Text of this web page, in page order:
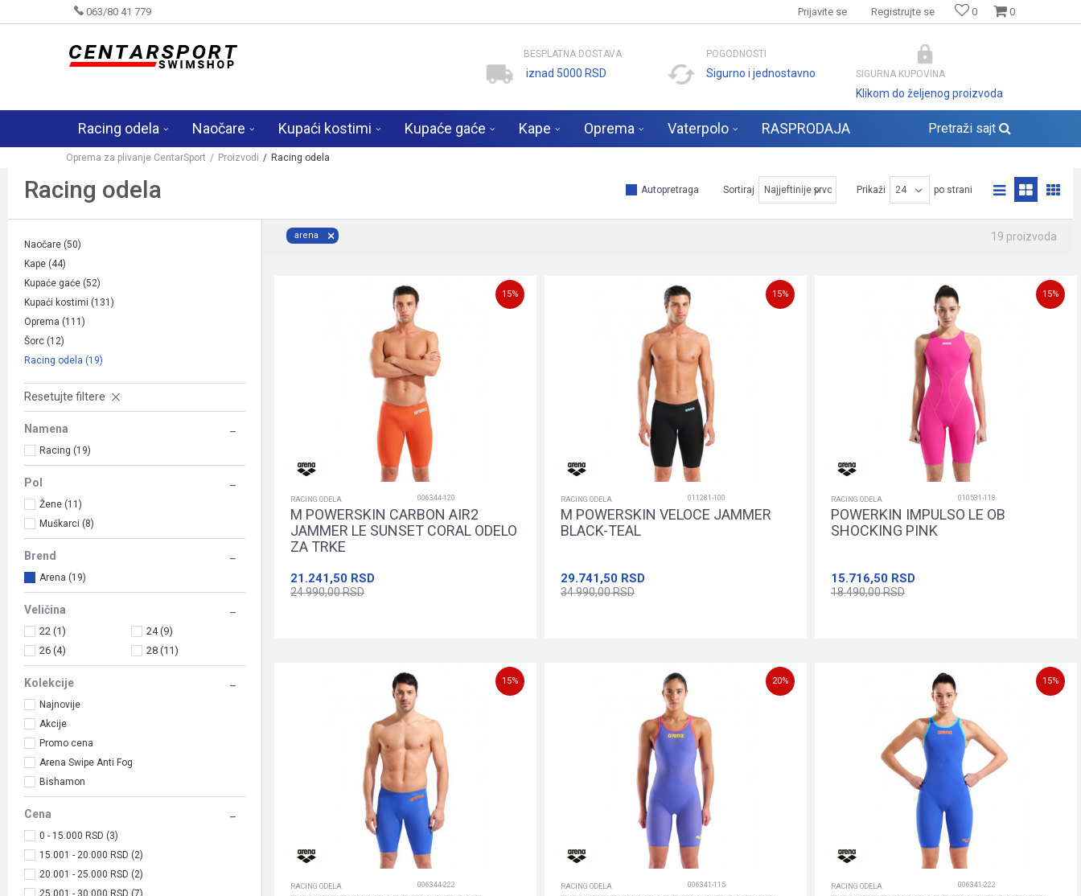
063/80 41 779 0
0
Prijavite se Registrujte se
BESPLATNA DOSTAVA
iznad 5000 RSD
POGODNOSTI
Sigurno i jednostavno SIGURNA KUPOVINA
Klikom do željenog proizvoda
Racing odela Naočare Kupaći kostimi Kupaće gaće Kape Oprema Vaterpolo RASPRODAJA Pretraži sajt
Oprema za plivanje CentarSport Proizvodi Racing odela
Racing odela Autopretraga Sortiraj Prikaži po strani
Naočare (50)
Kape (44)
Kupaće gaće (52)
Kupaći kostimi (131)
Oprema (111)
Šorc (12)
Racing odela (19)
Resetujte filtere
Namena
Racing (19)
Pol
Žene (11)
Muškarci (8)
Brend
Arena (19)
Veličina
22 (1)
24 (9)
26 (4)
28 (11)
Kolekcije
Najnovije
Akcije
Promo cena
Arena Swipe Anti Fog
Bishamon
Cena
0 - 15.000 RSD (3)
15.001 - 20.000 RSD (2)
20.001 - 25.000 RSD (2)
arena 19 proizvoda
15%
RACING ODELA 006344-120
M POWERSKIN CARBON AIR2
JAMMER LE SUNSET CORAL ODELO
ZA TRKE
21.241,50 RSD
24.990,00RSD
15%
RACING ODELA 011281-100
M POWERSKIN VELOCE JAMMER
BLACK-TEAL
29.741,50 RSD
34.990,00RSD
15%
RACING ODELA 010531-118
POWERKIN IMPULSO LE OB
SHOCKING PINK
15.716,50 RSD
18.490,00RSD
15%
RACING ODELA 006344-222
20%
RACING ODELA 006341-115
15%
RACING ODELA 006341-222